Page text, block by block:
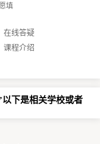
填
在线答疑
课程介绍
以下是相关学校或者